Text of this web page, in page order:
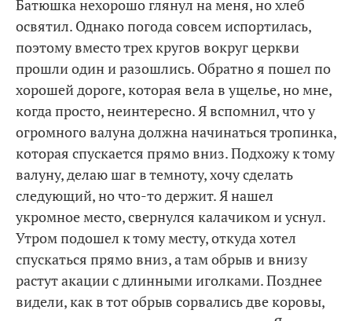
Батюшка нехорошо глянул на меня, но хлеб
освятил. Однако погода совсем испортилась,
поэтому вместо трех кругов вокруг церкви
прошли один и разошлись. Обратно я пошел по
хорошей дороге, которая вела в ущелье, но мне,
когда просто, неинтересно. Я вспомнил, что у
огромного валуна должна начинаться тропинка,
которая спускается прямо вниз. Подхожу к тому
валуну, делаю шаг в темноту, хочу сделать
следующий, но что-то держит. Я нашел
укромное место, свернулся калачиком и уснул.
Утром подошел к тому месту, откуда хотел
спускаться прямо вниз, а там обрыв и внизу
растут акации с длинными иголками. Позднее
видели, как в тот обрыв сорвались две коровы,